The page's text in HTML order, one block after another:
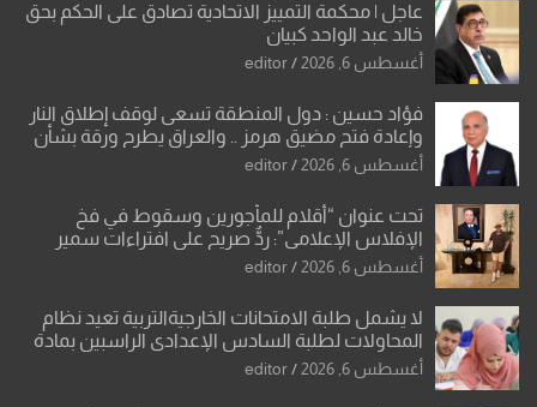
عاجل | محكمة التمييز الاتحادية تصادق على الحكم بحق
خالد عبد الواحد كبيان
أغسطس 6, 2026 editor
فؤاد حسين : دول المنطقة تسعى لوقف إطلاق النار
وإعادة فتح مضيق هرمز .. والعراق يطرح ورقة بشأن
تحولات القدس
أغسطس 6, 2026 editor
تحت عنوان “أقلام للمأجورين وسقوط في فخ
الإفلاس الإعلامي”: ردٌّ صريح على افتراءات سمير
الشكرجي
أغسطس 6, 2026 editor
لا يشمل طلبة الامتحانات الخارجيةالتربية تعيد نظام
المحاولات لطلبة السادس الإعدادي الراسبين بمادة
أو مادتين
أغسطس 6, 2026 editor